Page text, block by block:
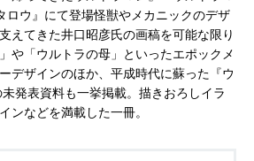
ロウ』にて登場怪獣やメカニックのデザ
えてきた井口昭彦氏の画稿を可能な限り
や「ウルトラの母」といったエポックメ
デザインのほか、平成時代に蘇った『ウ
発表資料も一挙掲載。描きおろしイラ
ンなどを満載した一冊。